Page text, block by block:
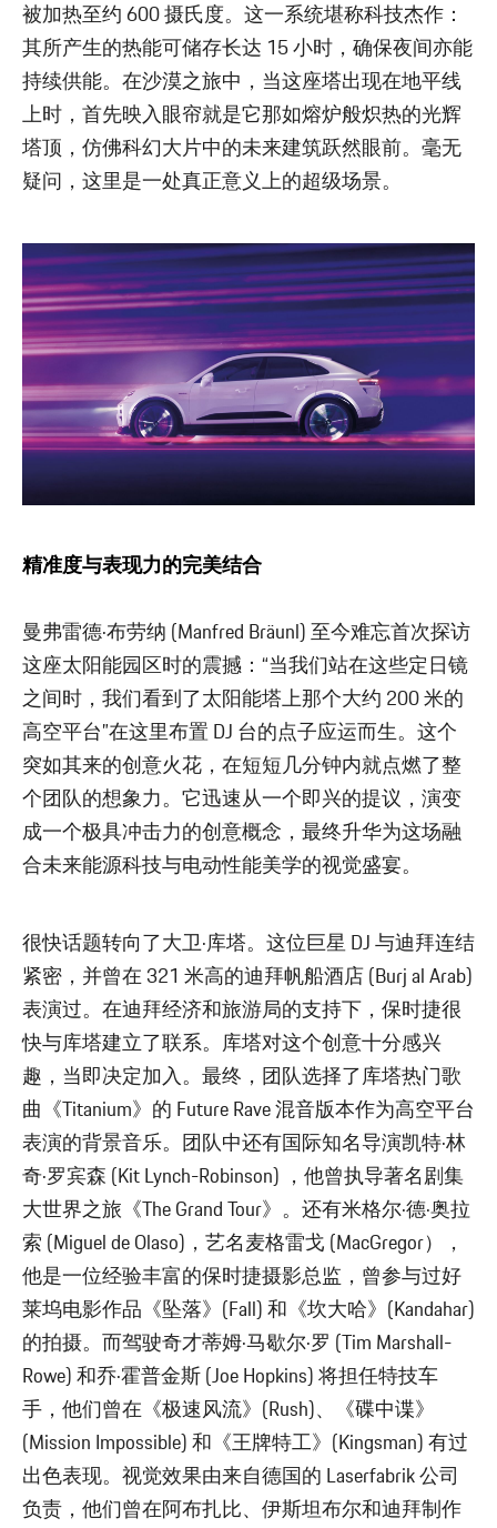
被加热至约 600 摄氏度。这一系统堪称科技杰作：
其所产生的热能可储存长达 15 小时，确保夜间亦能
持续供能。在沙漠之旅中，当这座塔出现在地平线
上时，首先映入眼帘就是它那如熔炉般炽热的光辉
塔顶，仿佛科幻大片中的未来建筑跃然眼前。毫无
疑问，这里是一处真正意义上的超级场景。
精准度与表现力的完美结合
曼弗雷德·布劳纳 (Manfred Bräunl) 至今难忘首次探访
这座太阳能园区时的震撼：“当我们站在这些定日镜
之间时，我们看到了太阳能塔上那个大约 200 米的
高空平台”在这里布置 DJ 台的点子应运而生。这个
突如其来的创意火花，在短短几分钟内就点燃了整
个团队的想象力。它迅速从一个即兴的提议，演变
成一个极具冲击力的创意概念，最终升华为这场融
合未来能源科技与电动性能美学的视觉盛宴。
很快话题转向了大卫·库塔。这位巨星 DJ 与迪拜连结
紧密，并曾在 321 米高的迪拜帆船酒店 (Burj al Arab)
表演过。在迪拜经济和旅游局的支持下，保时捷很
快与库塔建立了联系。库塔对这个创意十分感兴
趣，当即决定加入。最终，团队选择了库塔热门歌
曲《Titanium》的 Future Rave 混音版本作为高空平台
表演的背景音乐。团队中还有国际知名导演凯特·林
奇·罗宾森 (Kit Lynch-Robinson) ，他曾执导著名剧集
大世界之旅《The Grand Tour》。还有米格尔·德·奥拉
索 (Miguel de Olaso)，艺名麦格雷戈 (MacGregor），
他是一位经验丰富的保时捷摄影总监，曾参与过好
莱坞电影作品《坠落》(Fall) 和《坎大哈》(Kandahar)
的拍摄。而驾驶奇才蒂姆·马歇尔·罗 (Tim Marshall-
Rowe) 和乔·霍普金斯 (Joe Hopkins) 将担任特技车
手，他们曾在《极速风流》(Rush)、《碟中谍》
(Mission Impossible) 和《王牌特工》(Kingsman) 有过
出色表现。视觉效果由来自德国的 Laserfabrik 公司
负责，他们曾在阿布扎比、伊斯坦布尔和迪拜制作